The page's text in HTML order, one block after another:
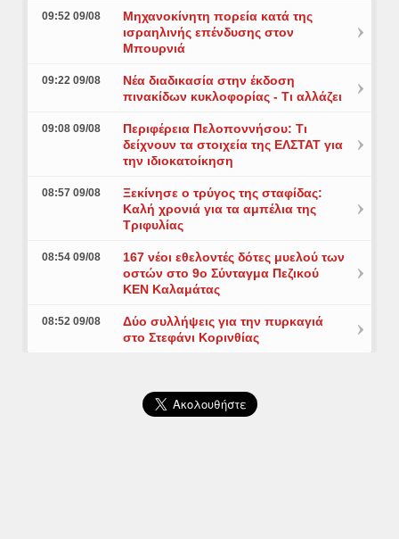
09:52 09/08
Μηχανοκίνητη πορεία κατά της
ισραηλινής επένδυσης στον
Μπουρνιά
09:22 09/08
Νέα διαδικασία στην έκδοση
πινακίδων κυκλοφορίας - Τι αλλάζει
09:08 09/08
Περιφέρεια Πελοποννήσου: Τι
δείχνουν τα στοιχεία της ΕΛΣΤΑΤ για
την ιδιοκατοίκηση
08:57 09/08
Ξεκίνησε ο τρύγος της σταφίδας:
Καλή χρονιά για τα αμπέλια της
Τριφυλίας
08:54 09/08
167 νέοι εθελοντές δότες μυελού των
οστών στο 9ο Σύνταγμα Πεζικού
ΚΕΝ Καλαμάτας
08:52 09/08
Δύο συλλήψεις για την πυρκαγιά
στο Στεφάνι Κορινθίας